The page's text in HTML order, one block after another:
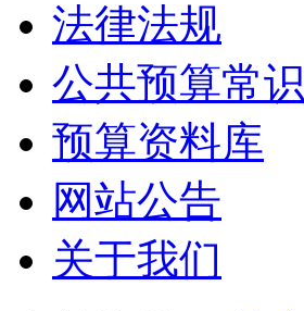
法律法规
公共预算常识
预算资料库
网站公告
关于我们